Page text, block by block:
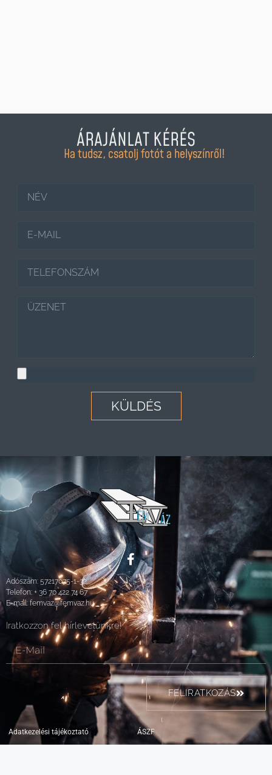
ÁRAJÁNLAT KÉRÉS
Ha tudsz, csatolj fotót a helyszínről!
KÜLDÉS
Adószám: 57217075-1-32
Telefon: + 36 70 422 74 67
E-mail: femvaz@femvaz.hu
Iratkozzon fel hírlevelünkre!
FELIRATKOZÁS
Adatkezelési tájékoztató ÁSZF